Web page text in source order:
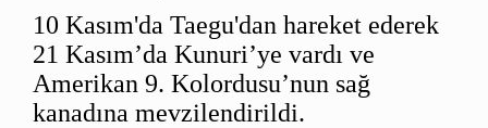
10 Kasım'da Taegu'dan hareket ederek
21 Kasım’da Kunuri’ye vardı ve
Amerikan 9. Kolordusu’nun sağ
kanadına mevzilendirildi.